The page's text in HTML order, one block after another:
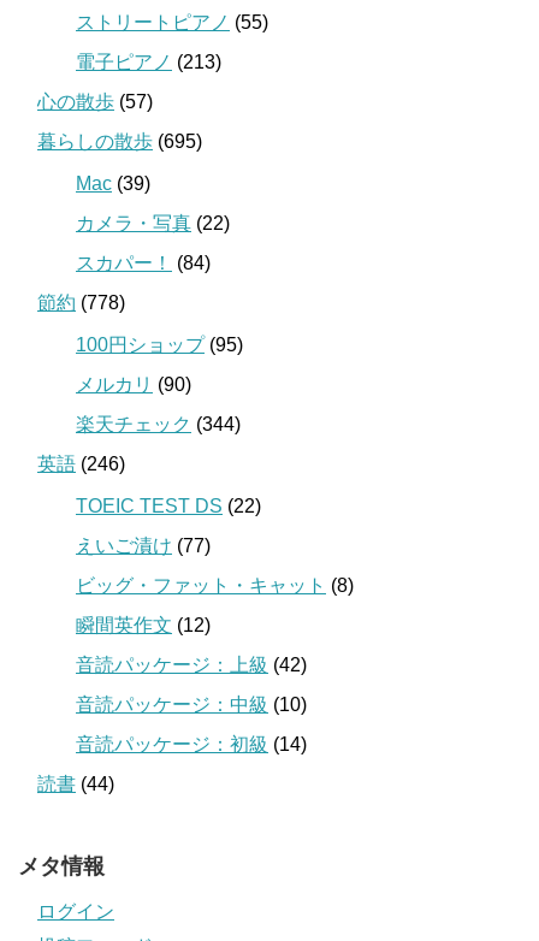
ストリートピアノ (55)
電子ピアノ (213)
心の散歩 (57)
暮らしの散歩 (695)
Mac (39)
カメラ・写真 (22)
スカパー！
(84)
節約 (778)
100円ショップ(95)
メルカリ (90)
楽天チェック (344)
英語 (246)
TOEIC TEST DS (22)
えいご漬け (77)
ビッグ・ファット・キャット (8)
瞬間英作文 (12)
音読パッケージ：上級 (42)
音読パッケージ：中級 (10)
音読パッケージ：初級 (14)
読書 (44)
メタ情報
ログイン